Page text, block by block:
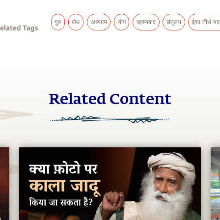
Tags
गुरु बोध अध्यात्म योग रहस्यवाद संतुलन ईशा तीर्थ
Related Content